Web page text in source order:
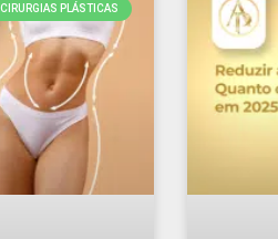
CIRURGIAS PLÁSTICAS